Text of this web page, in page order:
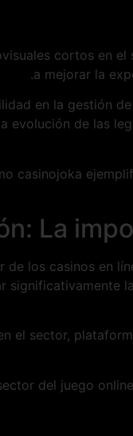
cortos en
a mejorar la
en la gestión
evolución de las
casinojoka
La
los casinos en
significativamente
el sector,
del juego